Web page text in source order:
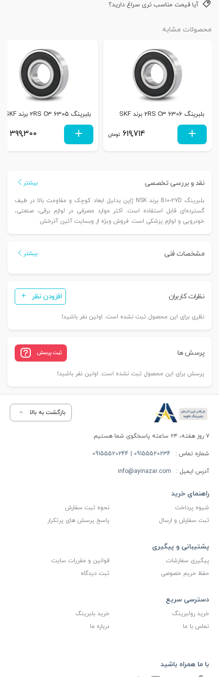
آیا قیمت مناسب تری سراغ دارید؟
محصولات مشابه
بلبرینگ 6306 2RS C3 برند SKF
619,714 تومان
بلبرینگ 6305 2RS C3 برند SKF
399,300
نقد و بررسی تخصصی بیشتر
بلبرینگ B10-27D برند NSK ژاپن بدلیل ابعاد کوچک و مقاومت بالا در طیف
گسترده‌ای قابل استفاده است. اکثر موارد مصرفی در لوازم برقی، صنعتی،
خودرویی و لوازم پزشکی است. فروش ویژه از وبسایت آئین آذرخش
مشخصات فنی بیشتر
نظرات کاربران افزودن نظر
نظری برای این محصول ثبت نشده است. اولین نفر باشید!
پرسش ها ثبت پرسش
پرسش برای این محصول ثبت نشده است. اولین نفر باشید!
بازگشت به بالا
۷ روز هفته، ۲۴ ساعته پاسخگوی شما هستیم.
شماره تماس : 09155520234 | 09155520244
آدرس ایمیل : info@ayinazar.com
راهنمای خرید
شیوه پرداخت
نحوه ثبت سفارش
ثبت سفارش و ارسال
پاسخ پرسش های پرتکرار
پشتیبانی و پیگیری
پیگیری سفارشات
قوانین و مقررات سایت
حفظ حریم خصوصی
ثبت دیدگاه
دسترسی سریع
خرید رولبرینگ
خرید بلبرینگ
تماس با ما
درباره ما
با ما همراه باشید